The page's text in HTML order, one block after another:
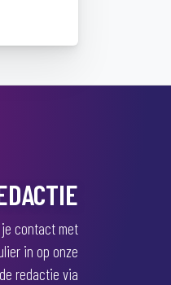
contact met
in op onze
redactie via